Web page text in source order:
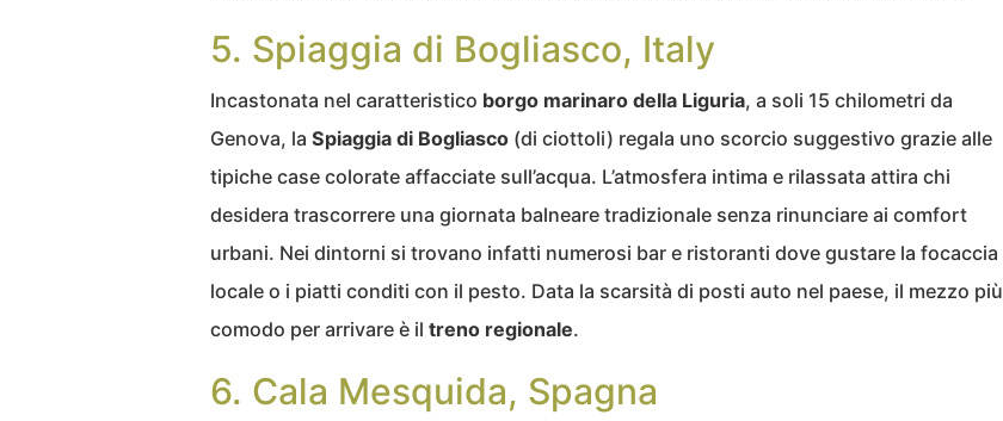
5. Spiaggia di Bogliasco, Italy
Incastonata nel caratteristico borgo marinaro della Liguria, a soli 15 chilometri da
Genova, la Spiaggia di Bogliasco (di ciottoli) regala uno scorcio suggestivo grazie alle
tipiche case colorate affacciate sull’acqua. L’atmosfera intima e rilassata attira chi
desidera trascorrere una giornata balneare tradizionale senza rinunciare ai comfort
urbani. Nei dintorni si trovano infatti numerosi bar e ristoranti dove gustare la focaccia
locale o i piatti conditi con il pesto. Data la scarsità di posti auto nel paese, il mezzo più
comodo per arrivare è il treno regionale.
6. Cala Mesquida, Spagna